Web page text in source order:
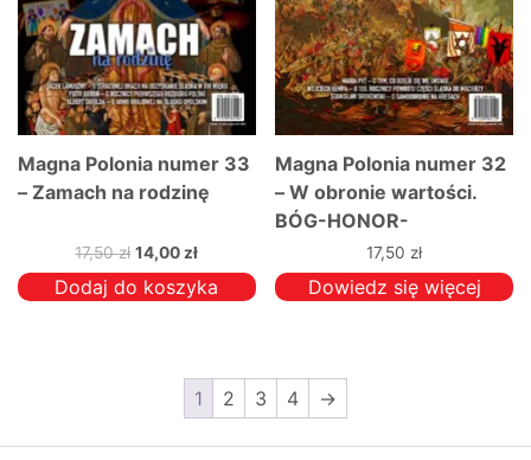
Magna Polonia numer 33
– Zamach na rodzinę
17,50zł Pierwotna
cena
wynosiła:
14,00 złAktualna
cena
wynosi:
Dodaj do koszyka
Magna Polonia numer 32
– W obronie wartości.
BÓG-HONOR-
OJCZYZNA17,50 zł
Dowiedz się więcej
1 2 3 4 →